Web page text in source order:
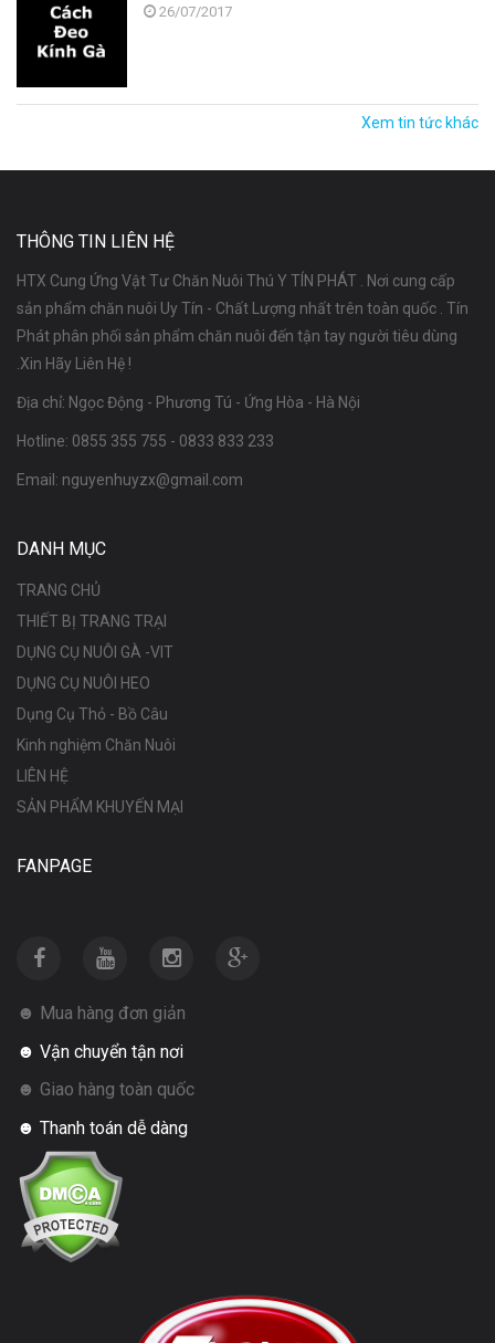
26/07/2017
Xem tin tức khác
THÔNG TIN LIÊN HỆ
HTX Cung Ứng Vật Tư Chăn Nuôi Thú Y TÍN PHÁT . Nơi cung cấp
sản phẩm chăn nuôi Uy Tín - Chất Lượng nhất trên toàn quốc . Tín
Phát phân phối sản phẩm chăn nuôi đến tận tay người tiêu dùng
.Xin Hãy Liên Hệ !
Địa chỉ: Ngọc Động - Phương Tú - Ứng Hòa - Hà Nội
Hotline: 0855 355 755 - 0833 833 233
Email: nguyenhuyzx@gmail.com
DANH MỤC
TRANG CHỦ
THIẾT BỊ TRANG TRẠI
DỤNG CỤ NUÔI GÀ -VIT
DỤNG CỤ NUÔI HEO
Dụng Cụ Thỏ - Bồ Câu
Kinh nghiệm Chăn Nuôi
LIÊN HỆ
SẢN PHẨM KHUYẾN MẠI
FANPAGE
☻ Mua hàng đơn giản
☻ Vận chuyển tận nơi
☻ Giao hàng toàn quốc
☻ Thanh toán dễ dàng